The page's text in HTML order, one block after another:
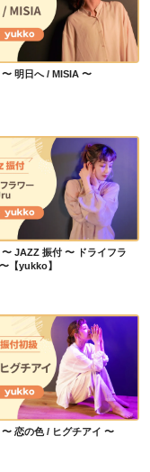
JAZZ 振付 〜 明日へ / MISIA 〜【yukko】
明日へ / MISIA 〜
JAZZ 振付 〜 JAZZ 振付 〜 ドライフラワー / Uru 〜【yukko】
JAZZ 振付 〜 ドライフラ
【yukko】
恋の色 / ヒグチアイ 〜